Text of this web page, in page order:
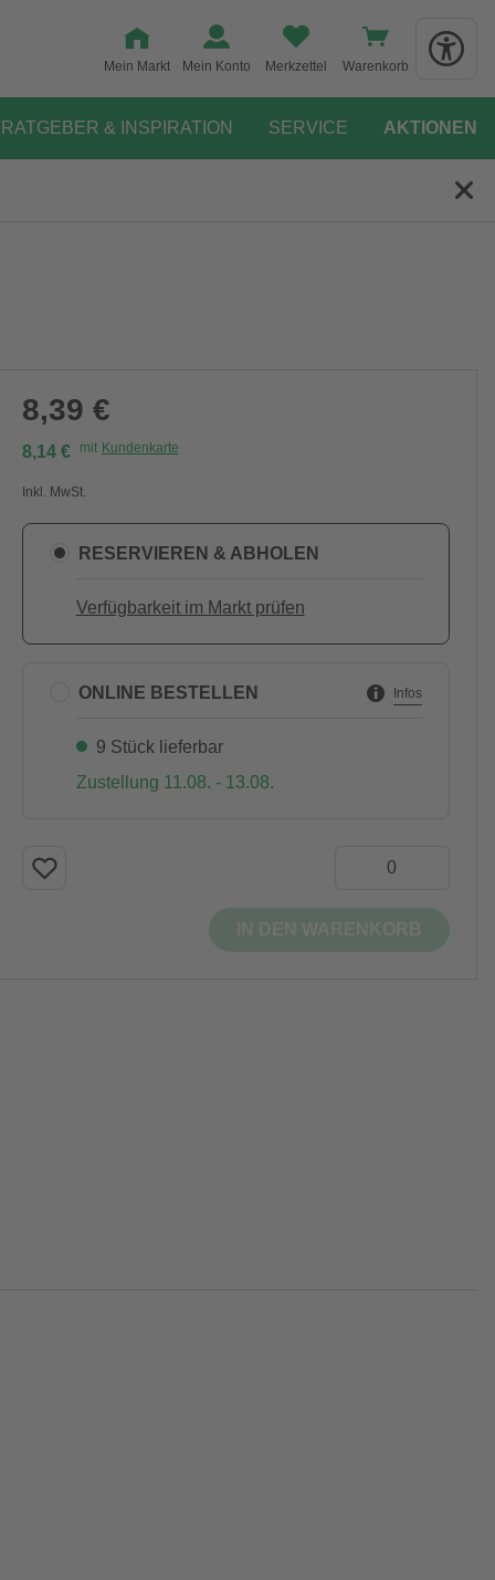
Mein Markt Mein Konto Merkzettel Warenkorb
RATGEBER & INSPIRATION SERVICE AKTIONEN
8,39 €
8,14 € mit Kundenkarte
Inkl. MwSt.
RESERVIEREN & ABHOLEN
Verfügbarkeit im Markt prüfen
ONLINE BESTELLEN Infos
9 Stück lieferbar
Zustellung 11.08. - 13.08.